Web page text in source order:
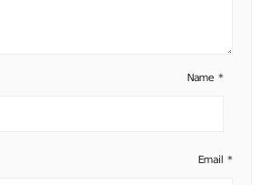
Name *
Email *